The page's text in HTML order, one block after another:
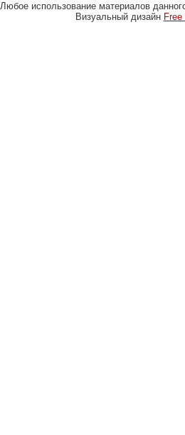
Любое использование материалов
Визуальный дизайн